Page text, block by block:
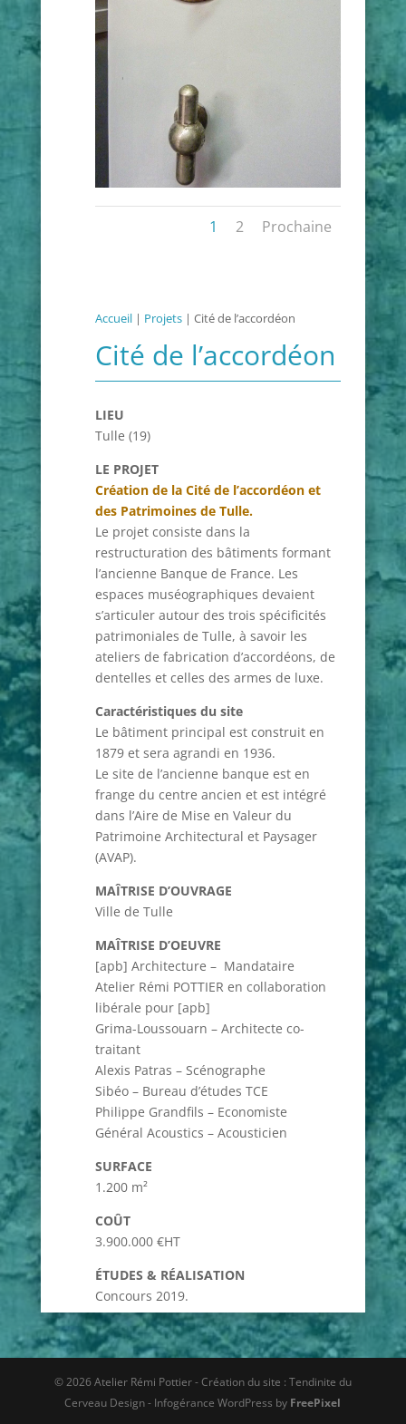
1 2 Prochaine
Accueil| Projets| Cité de l’accordéon
Cité de l’accordéon
LIEU
Tulle (19)
LE PROJET
Création de la Cité de l’accordéon et
des Patrimoines de Tulle.
Le projet consiste dans la
restructuration des bâtiments formant
l’ancienne Banque de France. Les
espaces muséographiques devaient
s’articuler autour des trois spécificités
patrimoniales de Tulle, à savoir les
ateliers de fabrication d’accordéons, de
dentelles et celles des armes de luxe.
Caractéristiques du site
Le bâtiment principal est construit en
1879 et sera agrandi en 1936.
Le site de l’ancienne banque est en
frange du centre ancien et est intégré
dans l’Aire de Mise en Valeur du
Patrimoine Architectural et Paysager
(AVAP).
MAÎTRISE D’OUVRAGE
Ville de Tulle
MAÎTRISE D’OEUVRE
[apb] Architecture – Mandataire
Atelier Rémi POTTIER en collaboration
libérale pour [apb]
Grima-Loussouarn – Architecte co-
traitant
Alexis Patras – Scénographe
Sibéo – Bureau d’études TCE
Philippe Grandfils – Economiste
Général Acoustics – Acousticien
SURFACE
1.200 m²
COÛT
3.900.000 €HT
ÉTUDES & RÉALISATION
Concours 2019.
© 2026 Atelier Rémi Pottier - Création du site : Tendinite du
Cerveau Design - Infogérance WordPress by FreePixel